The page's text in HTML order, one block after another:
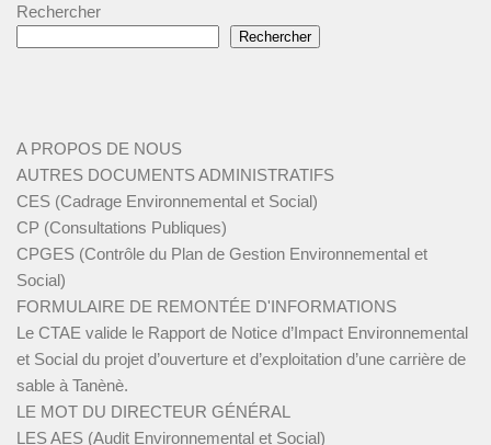
Rechercher
Rechercher
A PROPOS DE NOUS
AUTRES DOCUMENTS ADMINISTRATIFS
CES (Cadrage Environnemental et Social)
CP (Consultations Publiques)
CPGES (Contrôle du Plan de Gestion Environnemental et
Social)
FORMULAIRE DE REMONTÉE D'INFORMATIONS
Le CTAE valide le Rapport de Notice d’Impact Environnemental
et Social du projet d’ouverture et d’exploitation d’une carrière de
sable à Tanènè.
LE MOT DU DIRECTEUR GÉNÉRAL
LES AES (Audit Environnemental et Social)